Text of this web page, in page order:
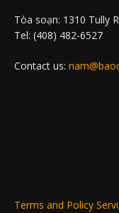
Tòa soạn: 1310 Tully
Tel: (408) 482-6527
Contact us:
Terms and Policy